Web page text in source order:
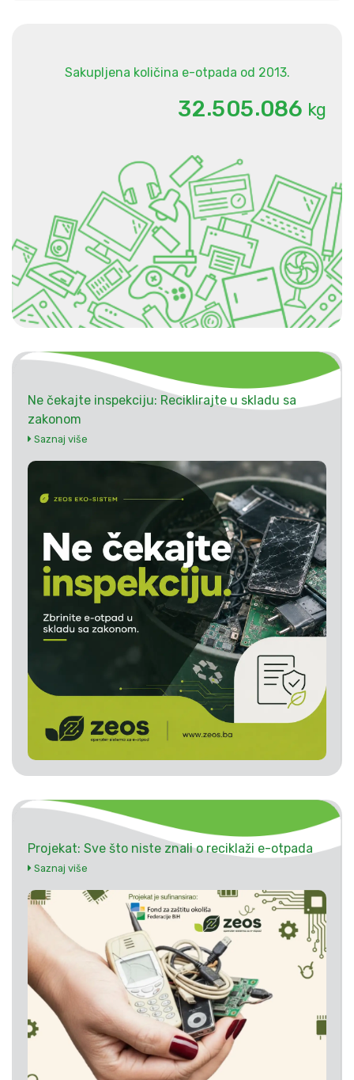
Sakupljena količina e-otpada od 2013.
32.505.086 kg
Ne čekajte inspekciju: Reciklirajte u skladu sa
zakonom
Saznaj više
Projekat: Sve što niste znali o reciklaži e-otpada
Saznaj više